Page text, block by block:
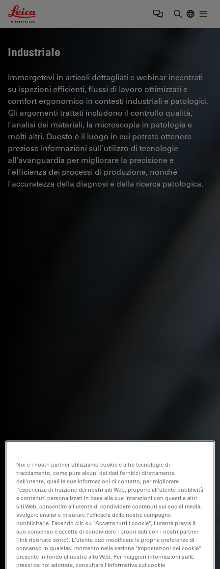
Leica Microsystems Logo
Industriale
Immergetevi in articoli dettagliati e webinar incentrati
su ispezioni efficienti, flussi di lavoro ottimizzati e
comfort ergonomico in contesti industriali e patologici.
Gli argomenti trattati includono il controllo qualità,
l'analisi dei materiali, la microscopia in patologia e
molti altri. Questo è il luogo in cui potrete ottenere
preziose informazioni sull'utilizzo di tecnologie
all'avanguardia per migliorare la precisione e
l'efficienza dei processi di produzione, nonché
l'accuratezza della diagnosi e della ricerca patologica.
Noi e i nostri partner utilizziamo cookie e altre tecnologie di
tracciamento, come pure alcuni dei dati fornitici direttamente
dall'utente, quali le sue informazioni di contatto, per migliorare
l'esperienza di fruizione dei nostri siti Web, proporre all'utente pubblicità
e contenuti personalizzati in base alle sue interazioni con questi e altri
siti Web, consentire all'utente di condividere contenuti sui social media,
svolgere analisi e misurare l'efficacia delle nostre campagne
pubblicitarie. Facendo clic su "Accetta tutti i cookie", l'utente presta il
suo consenso e accetta di condividere i propri dati con i nostri partner
(link riportato sotto). L'utente può modificare le proprie preferenze di
consenso in qualsiasi momento nella sezione "Impostazioni dei cookie"
presente in fondo al nostro sito Web. Per maggiori informazioni sulle
prassi da noi adottate, consultare l'Informativa sui cookie